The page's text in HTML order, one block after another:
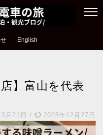
English
】富山を代表
月21日 / 2025年12月27日